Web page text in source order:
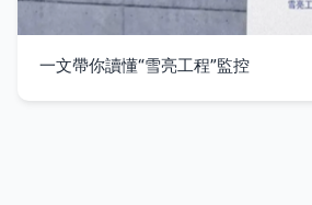
一文帶你讀懂“雪亮工程”監控